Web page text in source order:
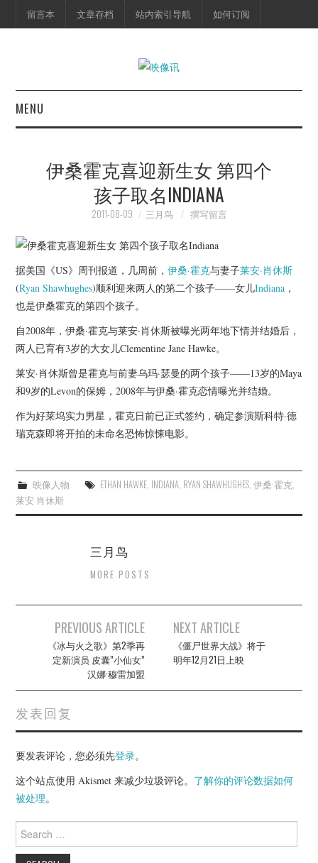
留言本 文章存档 站内索引导航 如何订阅
MENU
映像快讯
海报剧照
脱口秀
杂七杂八
电影档期
推荐电影
伊桑霍克喜迎新生女 第四个
孩子取名INDIANA
2011-08-09 三月鸟 撰写留言
据美国《US》周刊报道，几周前，伊桑·霍克与妻子莱安·肖休斯
(Ryan Shawhughes)顺利迎来两人的第二个孩子——女儿Indiana ，
也是伊桑霍克的第四个孩子。
自2008年，伊桑·霍克与莱安·肖休斯被曝光两年地下情并结婚后，
两人已育有3岁的大女儿Clementine Jane Hawke。
莱安·肖休斯曾是霍克与前妻乌玛·瑟曼的两个孩子——13岁的Maya
和9岁的Levon的保姆，2008年与伊桑·霍克恋情曝光并结婚。
作为好莱坞实力男星，霍克日前已正式签约，确定参演斯科特·德
瑞克森即将开拍的未命名恐怖惊悚电影。
映像人物 ETHAN HAWKE, INDIANA, RYAN SHAWHUGHES, 伊桑·霍克,
莱安·肖休斯
三月鸟
MORE POSTS
navigation
PREVIOUS ARTICLE
《冰与火之歌》第2季再
定新演员 皮囊”小仙女”
汉娜·穆雷加盟
NEXT ARTICLE
《僵尸世界大战》将于
明年12月21日上映
发表回复
要发表评论，您必须先登录。
这个站点使用 Akismet 来减少垃圾评论。 了解你的评论数据如何
被处理。
Search
for: